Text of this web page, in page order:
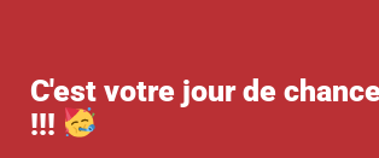
-10 % sur votre commande dès 45 € d’achat
SANTÉ
C'est votre jour de chance
!!!